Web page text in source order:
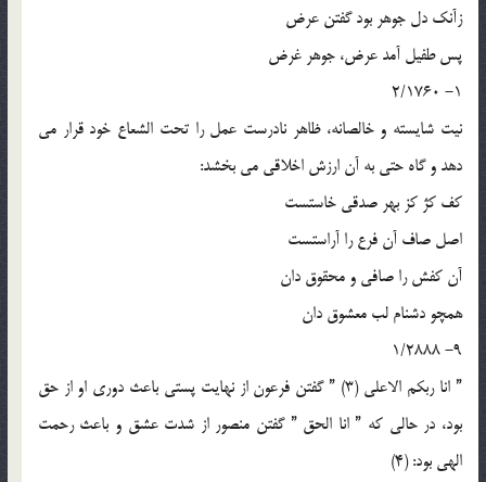
زآنک دل جوهر بود گفتن عرض
پس طفيل آمد عرض، جوهر غرض
1- 2/1760
نيت شايسته و خالصانه، ظاهر نادرست عمل را تحت الشعاع خود قرار مي
دهد و گاه حتي به آن ارزش اخلاقي مي بخشد:
کف کژ کز بهر صدقي خاستست
اصل صاف آن فرع را آراستست
آن کفش را صافي و محقوق دان
همچو دشنام لب معشوق دان
9- 1/2888
” انا ربکم الاعلي (3) ” گفتن فرعون از نهايت پستي باعث دوري او از حق
بود، در حالي که ” انا الحق ” گفتن منصور از شدت عشق و باعث رحمت
الهي بود: (4)